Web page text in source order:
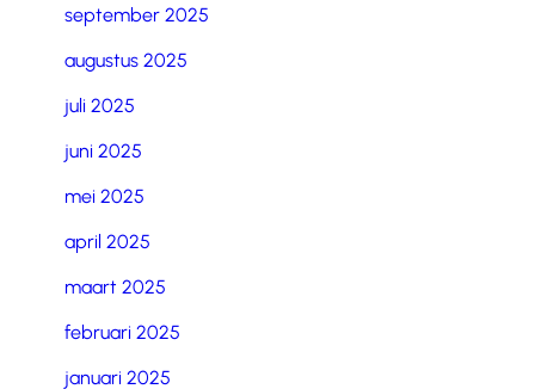
september 2025
augustus 2025
juli 2025
juni 2025
mei 2025
april 2025
maart 2025
februari 2025
januari 2025